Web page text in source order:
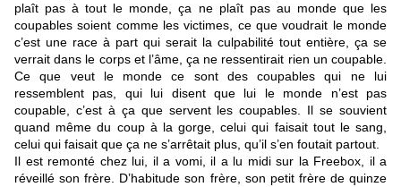
plaît pas à tout le monde, ça ne plaît pas au monde que les
coupables soient comme les victimes, ce que voudrait le monde
c’est une race à part qui serait la culpabilité tout entière, ça se
verrait dans le corps et l’âme, ça ne ressentirait rien un coupable.
Ce que veut le monde ce sont des coupables qui ne lui
ressemblent pas, qui lui disent que lui le monde n’est pas
coupable, c’est à ça que servent les coupables. Il se souvient
quand même du coup à la gorge, celui qui faisait tout le sang,
celui qui faisait que ça ne s’arrêtait plus, qu’il s’en foutait partout.
Il est remonté chez lui, il a vomi, il a lu midi sur la Freebox, il a
réveillé son frère. D’habitude son frère, son petit frère de quinze